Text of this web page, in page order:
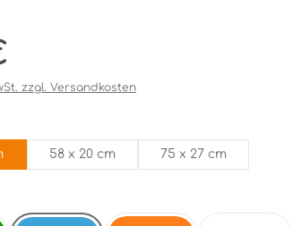
zzgl. Versandkosten
58 x 20 cm 75 x 27 cm